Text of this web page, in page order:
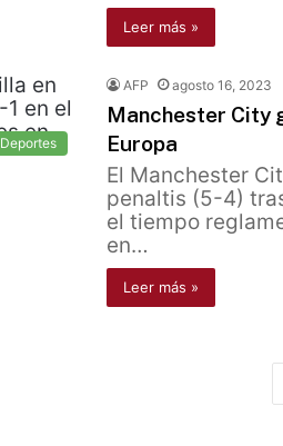
Leer más »
Deportes
AFP agosto 16, 2023
Manchester City
Europa
El Manchester
penaltis (5-4)
el tiempo
en…
Leer más »